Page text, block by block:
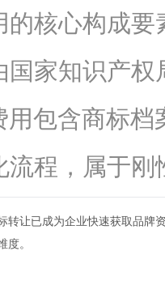
的核心构成
国家知识产
用包含商标
程，属于刚
转让已成为企业快速获取品牌
度。